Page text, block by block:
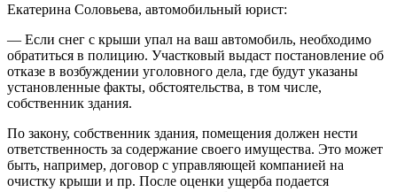
Екатерина Соловьева, автомобильный юрист:
— Если снег с крыши упал на ваш автомобиль, необходимо
обратиться в полицию. Участковый выдаст постановление об
отказе в возбуждении уголовного дела, где будут указаны
установленные факты, обстоятельства, в том числе,
собственник здания.
По закону, собственник здания, помещения должен нести
ответственность за содержание своего имущества. Это может
быть, например, договор с управляющей компанией на
очистку крыши и пр. После оценки ущерба подается